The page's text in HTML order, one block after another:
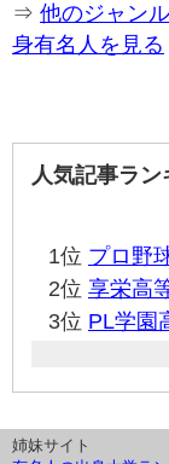
⇒ 他のジャン
身有名人を見る
人気記事ラン
1位 プロ野
2位 享栄高
3位 PL学園
姉妹サイト